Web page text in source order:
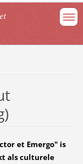
et Emergo" is
als culturele